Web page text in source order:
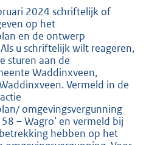
e
k
:
2024 schriftelijk of
op het
en de ontwerp
u schriftelijk wilt reageren,
sturen aan de
Waddinxveen,
Vermeld in de
omgevingsvergunning
– Wagro’ en vermeld bij
hebben op het